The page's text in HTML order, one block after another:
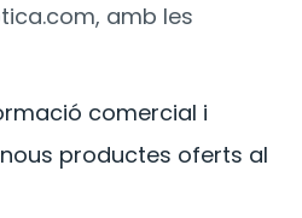
, amb les
comercial i
productes oferts al